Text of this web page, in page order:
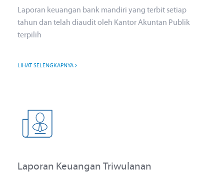
Laporan keuangan bank mandiri yang terbit setiap
tahun dan telah diaudit oleh Kantor Akuntan Publik
terpilih
LIHAT SELENGKAPNYA
Laporan Keuangan Triwulanan